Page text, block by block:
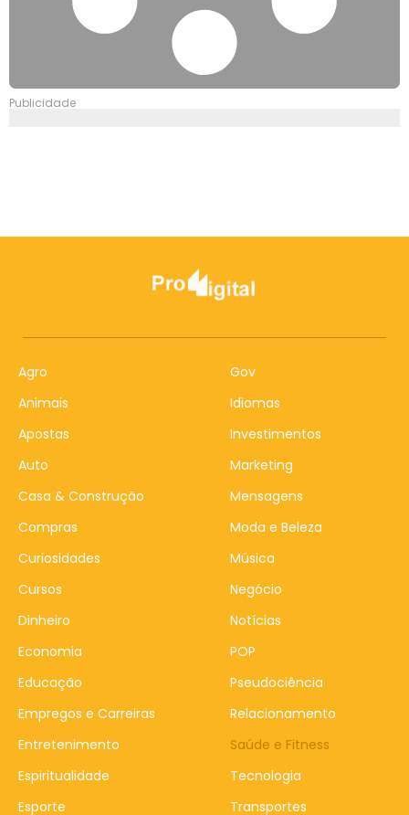
Publicidade
Agro
Animais
Apostas
Auto
Casa & Construção
Compras
Curiosidades
Cursos
Dinheiro
Economia
Educação
Empregos e Carreiras
Entretenimento
Espiritualidade
Esporte
Gov
Idiomas
Investimentos
Marketing
Mensagens
Moda e Beleza
Música
Negócio
Notícias
POP
Pseudociência
Relacionamento
Saúde e Fitness
Tecnologia
Transportes